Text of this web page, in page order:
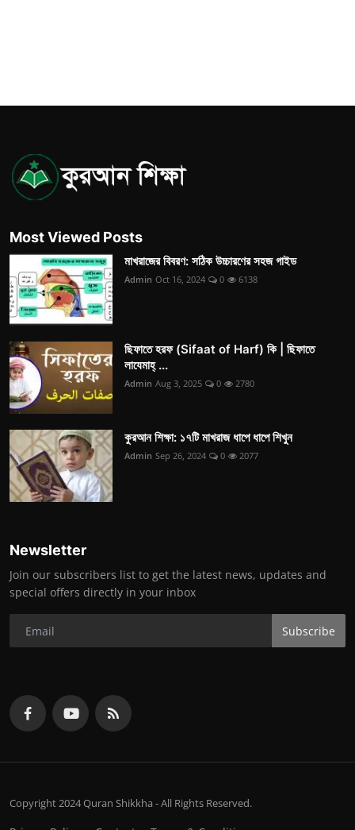
Most Viewed Posts
মাখরাজের বিবরণ: সঠিক উচ্চারণের সহজ গাইড
Admin Oct 16, 2024 0 6138
ছিফাতে হরফ (Sifaat of Harf) কি | ছিফাতে
লাযেমাহ্ ...
Admin Aug 3, 2025 0 2780
কুরআন শিক্ষা: ১৭টি মাখরাজ ধাপে ধাপে শিখুন
Admin Sep 26, 2024 0 2077
Newsletter
Join our subscribers list to get the latest news, updates and
special offers directly in your inbox
Subscribe
Copyright 2024 Quran Shikkha - All Rights Reserved.